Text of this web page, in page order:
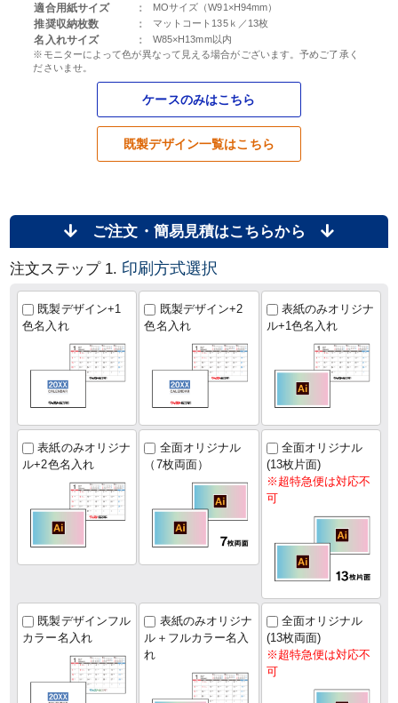
適合用紙サイズ ： MOサイズ（W91×H94mm）
推奨収納枚数 ： マットコート135ｋ／13枚
名入れサイズ ：
W85×H13mm以内
※モニターによって色が異なって見える場合がございます。予めご了承く
ださいませ。
ケースのみはこちら
既製デザイン一覧はこちら
ご注文・簡易見積はこちらから
注文ステップ 1. 印刷方式選択
既製デザイン+1
色名入れ
既製デザイン+2
色名入れ
表紙のみオリジナ
ル+1色名入れ
表紙のみオリジナ
ル+2色名入れ
全面オリジナル
（7枚両面）
全面オリジナル
(13枚片面)
※超特急便は対応不
可
既製デザインフル
カラー名入れ
表紙のみオリジナ
ル＋フルカラー名入
れ
全面オリジナル
(13枚両面)
※超特急便は対応不
可